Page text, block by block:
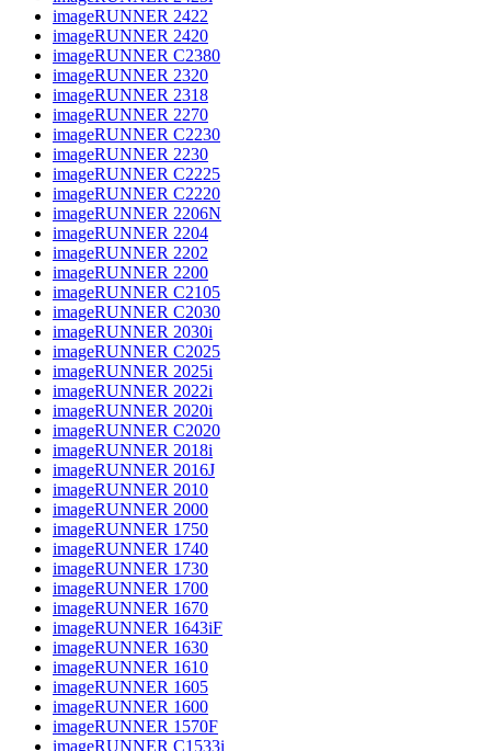
imageRUNNER 2422
imageRUNNER 2420
imageRUNNER C2380
imageRUNNER 2320
imageRUNNER 2318
imageRUNNER 2270
imageRUNNER C2230
imageRUNNER 2230
imageRUNNER C2225
imageRUNNER C2220
imageRUNNER 2206N
imageRUNNER 2204
imageRUNNER 2202
imageRUNNER 2200
imageRUNNER C2105
imageRUNNER C2030
imageRUNNER 2030i
imageRUNNER C2025
imageRUNNER 2025i
imageRUNNER 2022i
imageRUNNER 2020i
imageRUNNER C2020
imageRUNNER 2018i
imageRUNNER 2016J
imageRUNNER 2010
imageRUNNER 2000
imageRUNNER 1750
imageRUNNER 1740
imageRUNNER 1730
imageRUNNER 1700
imageRUNNER 1670
imageRUNNER 1643iF
imageRUNNER 1630
imageRUNNER 1610
imageRUNNER 1605
imageRUNNER 1600
imageRUNNER 1570F
imageRUNNER C1533i